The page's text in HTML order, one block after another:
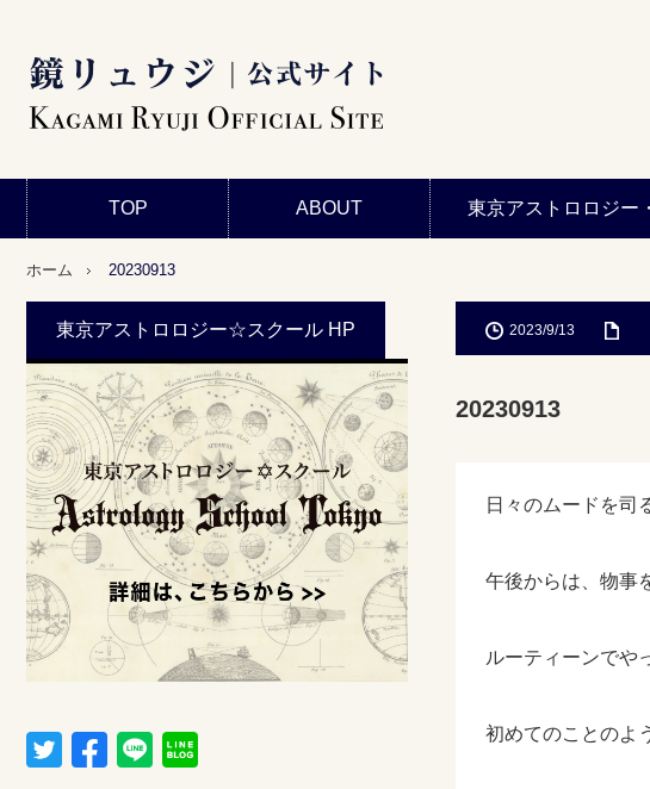
TOP ABOUT 東京アストロロジー
ホーム 20230913
2023/9/13
20230913
日々のムードを司
午後からは、物事
ルーティーンでや
初めてのことのよ
東京アストロロジー☆スクール HP